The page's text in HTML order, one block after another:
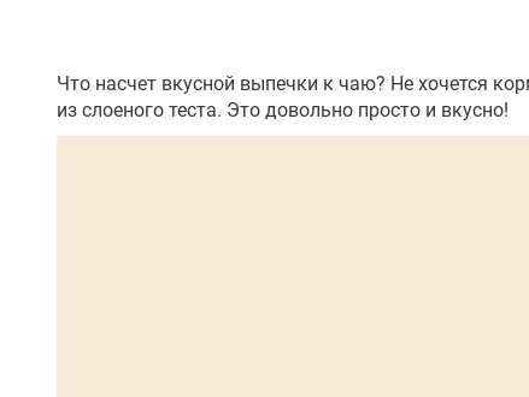
Что насчет вкусной выпечки к чаю? Не хочется
из слоеного теста. Это довольно просто и вкусно!